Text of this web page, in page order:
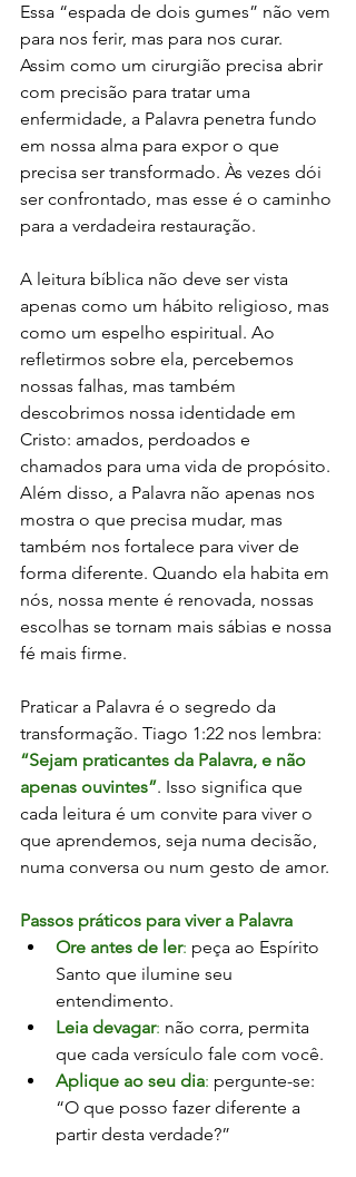
Essa “espada de dois gumes” não vem
para nos ferir, mas para nos curar.
Assim como um cirurgião precisa abrir
com precisão para tratar uma
enfermidade, a Palavra penetra fundo
em nossa alma para expor o que
precisa ser transformado. Às vezes dói
ser confrontado, mas esse é o caminho
para a verdadeira restauração.
A leitura bíblica não deve ser vista
apenas como um hábito religioso, mas
como um espelho espiritual. Ao
refletirmos sobre ela, percebemos
nossas falhas, mas também
descobrimos nossa identidade em
Cristo: amados, perdoados e
chamados para uma vida de propósito.
Além disso, a Palavra não apenas nos
mostra o que precisa mudar, mas
também nos fortalece para viver de
forma diferente. Quando ela habita em
nós, nossa mente é renovada, nossas
escolhas se tornam mais sábias e nossa
fé mais firme.
Praticar a Palavra é o segredo da
transformação. Tiago 1:22 nos lembra:
“Sejam praticantes da Palavra, e não
apenas ouvintes”. Isso significa que
cada leitura é um convite para viver o
que aprendemos, seja numa decisão,
numa conversa ou num gesto de amor.
Passos práticos para viver a Palavra
Ore antes de ler: peça ao Espírito
Santo que ilumine seu
entendimento.
Leia devagar: não corra, permita
que cada versículo fale com você.
Aplique ao seu dia: pergunte-se:
“O que posso fazer diferente a
partir desta verdade?”